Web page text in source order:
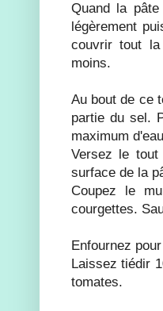
Quand la
légèrement
couvrir tout
moins.
Au bout de ce
partie du sel.
maximum
Versez le
surface de la
Coupez le
courgettes.
Enfournez
Laissez tiédir
tomates.